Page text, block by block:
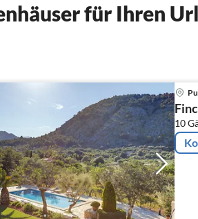
für Ihren
10